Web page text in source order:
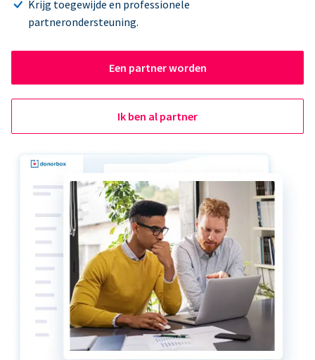
Krijg toegewijde en professionele
partnerondersteuning.
Een partner worden
Ik ben al partner